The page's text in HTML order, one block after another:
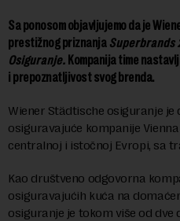
Sa ponosom objavljujemo da je
prestižnog priznanja Superbrands
Osiguranje. Kompanija time
i prepoznatljivost svog brenda.
Wiener Städtische osiguranje je
osiguravajuće kompanije
centralnoj i istočnoj Evropi, sa
Kao društveno odgovorna
osiguravajućih kuća na
osiguranje je tokom više od dve